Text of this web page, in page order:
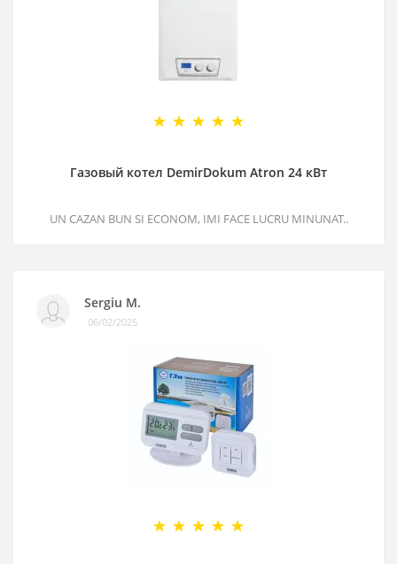
Газовый котел DemirDokum Atron 24 кВт
UN CAZAN BUN SI ECONOM, IMI FACE LUCRU MINUNAT..
Sergiu M.
06/02/2025